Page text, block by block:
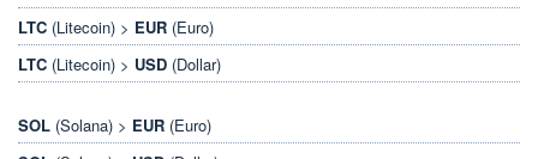
LTC (Litecoin) > EUR (Euro)
LTC (Litecoin) > USD (Dollar)
SOL (Solana) > EUR (Euro)